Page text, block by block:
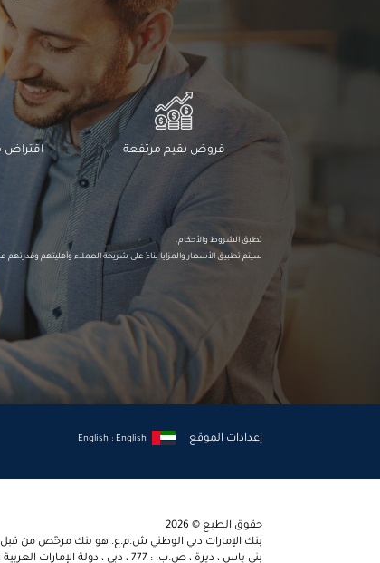
قروض بقيم مرتفعة
تطبق الشروط والأحكام.
سيتم تطبيق الأسعار والمزايا بناءً على شريحة العملاء وأهليتهم وقدرتهم
إعدادات الموقع English : English
حقوق الطبع © 2026
بنك الإمارات دبي الوطني ش.م.ع. هو بنك مرخّص من قبل
بني ياس ، ديرة ، ص.ب. : 777 ، دبي ، دولة الإمارات العربية المتحدة